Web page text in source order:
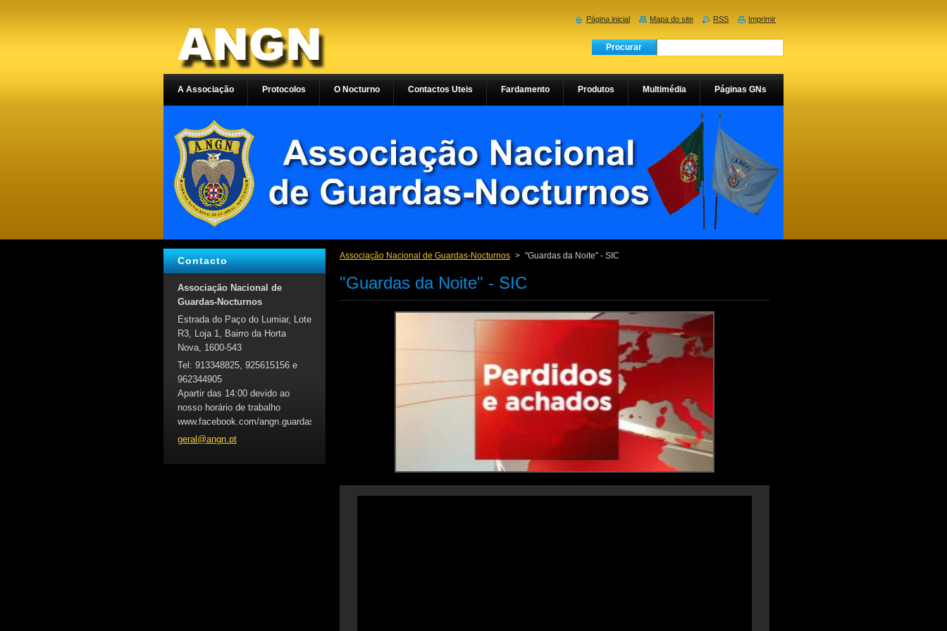
Associação Nacional de Guardas-Nocturnos > "Guardas da Noite" - SIC
"Guardas da Noite" - SIC
Contacto
Associação Nacional de
Guardas-Nocturnos
Estrada do Paço do Lumiar, Lote
R3, Loja 1, Bairro da Horta
Nova, 1600-543
Tel: 913348825, 925615156 e
962344905
Apartir das 14:00 devido ao
nosso horário de trabalho
www.facebook.com/angn.guardasnocturnos
geral@angn.pt
A Associação Protocolos O Nocturno Contactos Uteis Fardamento Produtos Multimédia Páginas GNs
Página inicial Mapa do site RSS Imprimir